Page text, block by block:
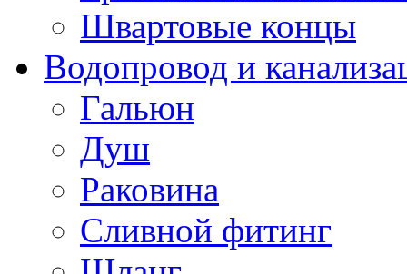
Швартовые концы
Водопровод и
Гальюн
Душ
Раковина
Сливной фитинг